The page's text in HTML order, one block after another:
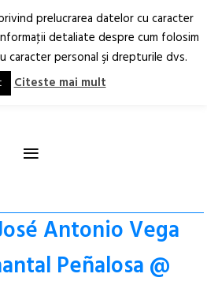
RO EN
≡
Antonio Vega
Peñalosa @
prelucrarea datelor cu caracter
detaliate despre cum folosim
caracter personal şi drepturile dvs.
Citeste mai mult